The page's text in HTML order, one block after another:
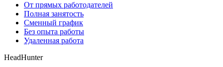
От прямых работодателей
Полная занятость
Сменный график
Без опыта работы
Удаленная работа
HeadHunter